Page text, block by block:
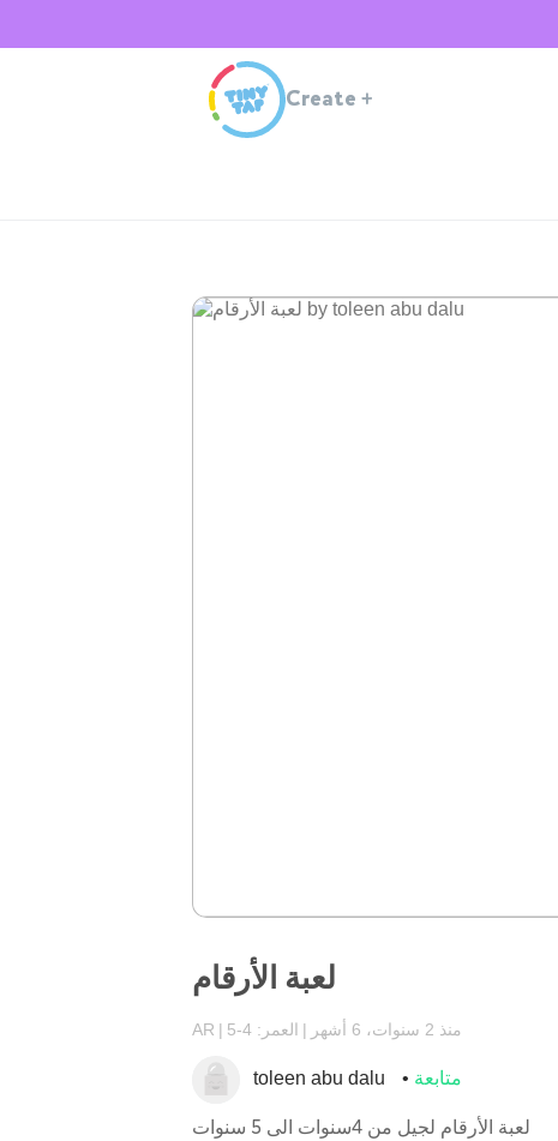
Create +
لعبة الأرقام
AR العمر: 4-5 منذ 2 سنوات، 6 أشهر
toleen abu dalu متابعة
لعبة الأرقام لجيل من 4سنوات الى 5 سنوات